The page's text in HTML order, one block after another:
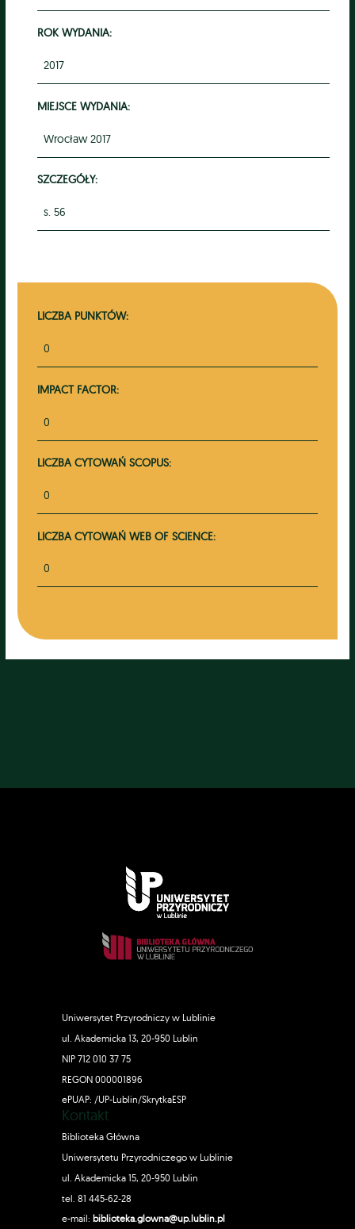
ROK WYDANIA:
2017
MIEJSCE WYDANIA:
Wrocław 2017
SZCZEGÓŁY:
s. 56
LICZBA PUNKTÓW:
0
IMPACT FACTOR:
0
LICZBA CYTOWAŃ SCOPUS:
0
LICZBA CYTOWAŃ WEB OF SCIENCE:
0
Uniwersytet Przyrodniczy w Lublinie
ul. Akademicka 13, 20-950 Lublin
NIP 712 010 37 75
REGON 000001896
ePUAP: /UP-Lublin/SkrytkaESP
Kontakt
Biblioteka Główna
Uniwersytetu Przyrodniczego w Lublinie
ul. Akademicka 15, 20-950 Lublin
tel. 81 445-62-28
e-mail: biblioteka.glowna@up.lublin.pl